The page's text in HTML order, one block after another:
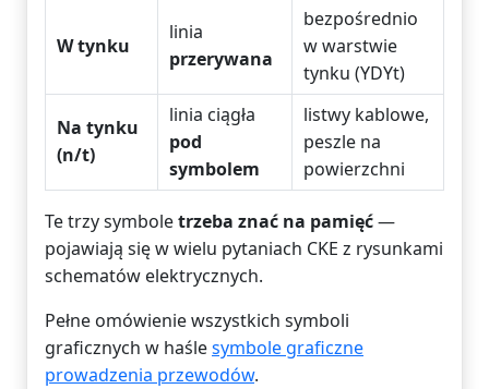
W tynku
linia
przerywana
bezpośrednio
w warstwie
tynku (YDYt)
Na tynku
(n/t)
linia ciągła
pod
symbolem
listwy kablowe,
peszle na
powierzchni
Te trzy symboletrzeba znać na pamięć—
pojawiają się w wielu pytaniach CKE z rysunkami
schematów elektrycznych.
Pełne omówienie wszystkich symboli
graficznych w haślesymbole graficzne
prowadzenia przewodów.